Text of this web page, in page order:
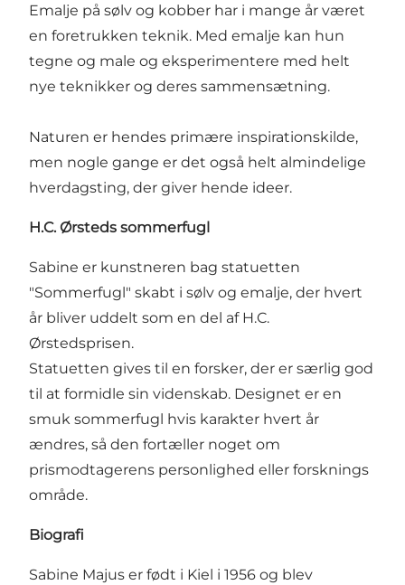
Emalje på sølv og kobber har i mange år været
en foretrukken teknik. Med emalje kan hun
tegne og male og eksperimentere med helt
nye teknikker og deres sammensætning.
Naturen er hendes primære inspirationskilde,
men nogle gange er det også helt almindelige
hverdagsting, der giver hende ideer.
H.C. Ørsteds sommerfugl
Sabine er kunstneren bag statuetten
"Sommerfugl" skabt i sølv og emalje, der hvert
år bliver uddelt som en del af H.C.
Ørstedsprisen.
Statuetten gives til en forsker, der er særlig god
til at formidle sin videnskab. Designet er en
smuk sommerfugl hvis karakter hvert år
ændres, så den fortæller noget om
prismodtagerens personlighed eller forsknings
område.
Biografi
Sabine Majus er født i Kiel i 1956 og blev